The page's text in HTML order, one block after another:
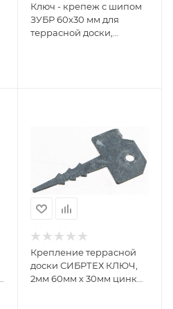
Ключ - крепеж с шипом
ЗУБР 60х30 мм для
террасной доски,
Крепление террасной
доски СИБРТЕХ КЛЮЧ,
2мм 60мм х 30мм цинк